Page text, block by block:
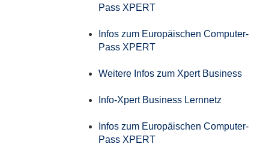
Pass XPERT
Infos zum Europäischen Computer-
Pass XPERT
Weitere Infos zum Xpert Business
Info-Xpert Business Lernnetz
Infos zum Europäischen Computer-
Pass XPERT